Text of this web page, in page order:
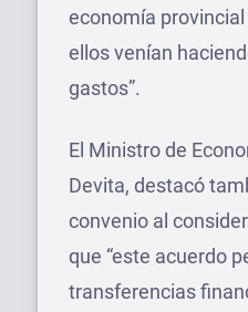
economía
ellos venían
gastos”.
El Ministro de
Devita, destacó
convenio al
que “este acuerdo
transferencias